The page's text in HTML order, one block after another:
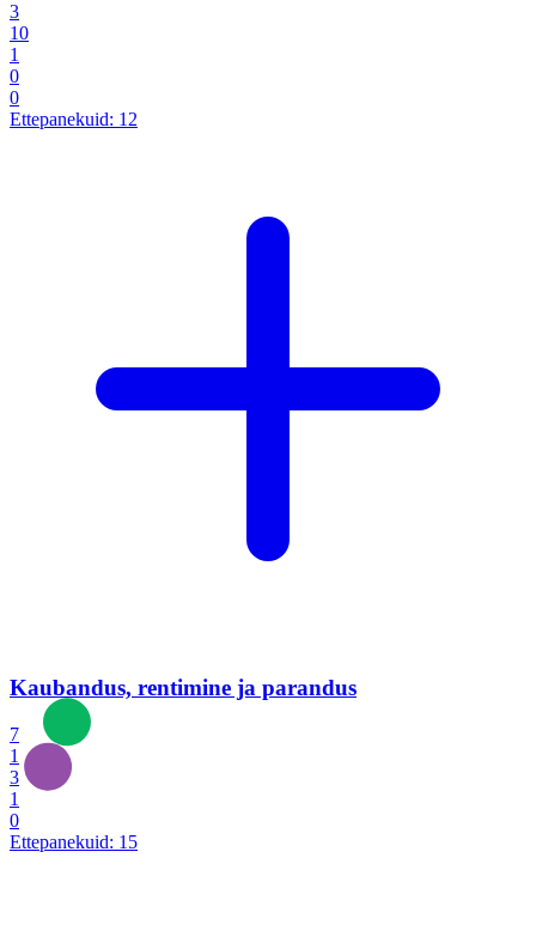
3
10
1
0
0
Ettepanekuid: 12
Kaubandus, rentimine ja parandus
7
1
3
1
0
Ettepanekuid: 15